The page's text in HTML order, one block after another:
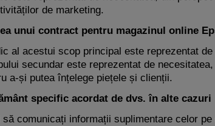
de marketing.
unui contract pentru magazinul online
al acestui scop principal este reprezentat
secundar este reprezentat de
a-și putea înțelege piețele și clienții.
specific acordat de dvs. în alte cazuri
să comunicați informații suplimentare celor